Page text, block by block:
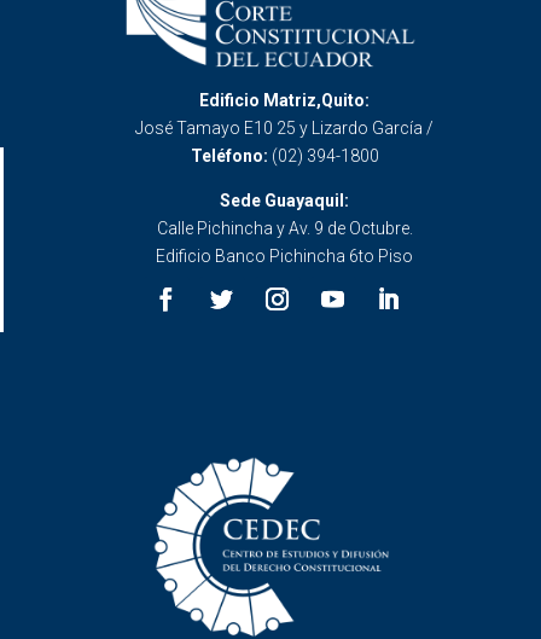
Edificio Matriz,Quito:
José Tamayo E10 25 y Lizardo García /
Teléfono: (02) 394-1800
Sede Guayaquil:
Calle Pichincha y Av. 9 de Octubre.
Edificio Banco Pichincha 6to Piso